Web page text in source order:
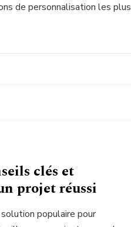
de personnalisation les plus
clés et
projet réussi
populaire pour